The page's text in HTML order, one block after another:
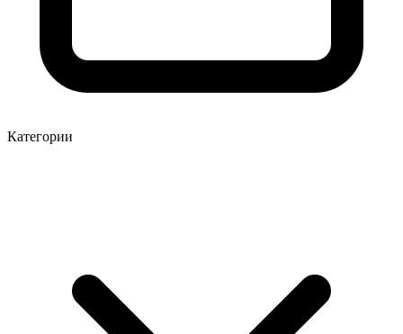
Категории